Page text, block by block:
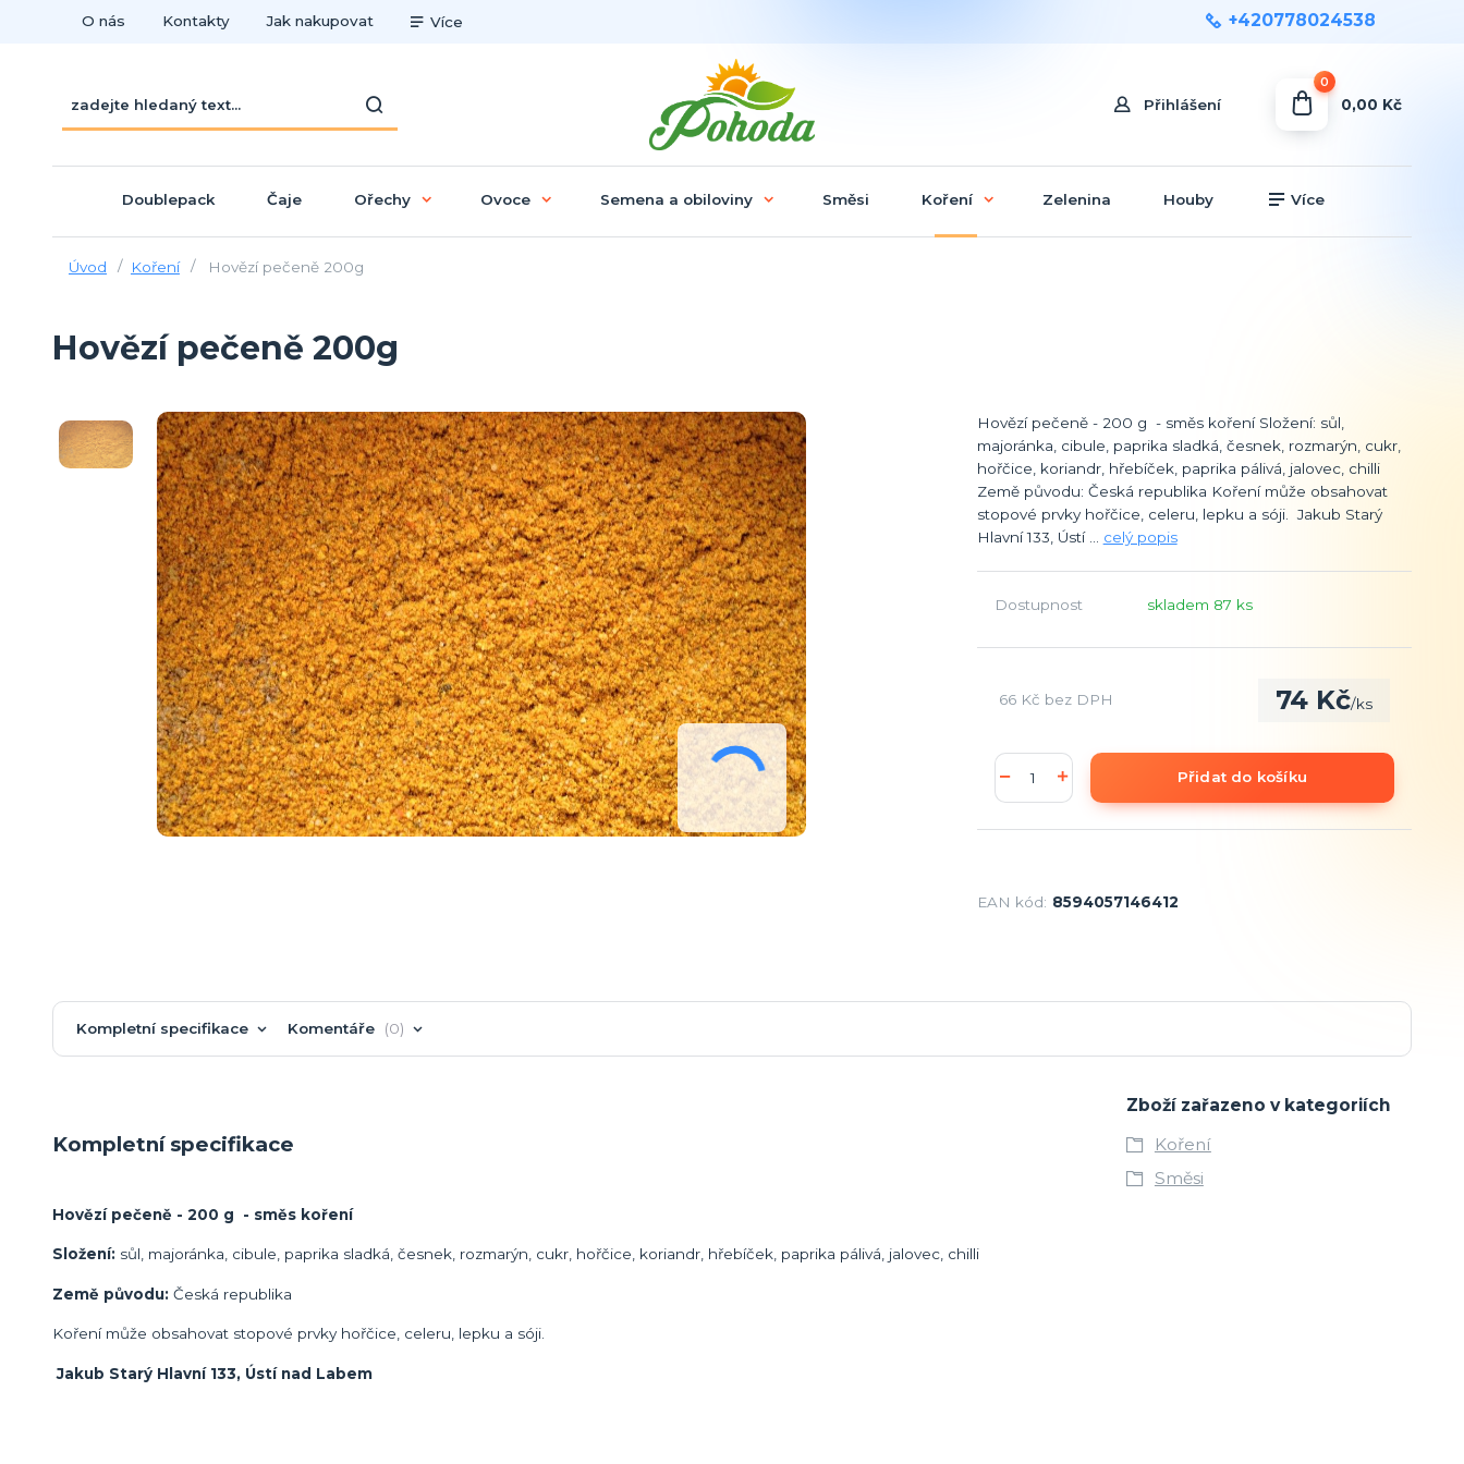
O nás Kontakty Jak nakupovat Více
Přihlášení
+420778024538
0
0,00 Kč
Doublepack Čaje Ořechy Ovoce Semena a obiloviny Směsi Koření Zelenina Houby Více
Úvod Koření Hovězí pečeně 200g
Hovězí pečeně 200g
Hovězí pečeně - 200 g - směs koření Složení: sůl,
majoránka, cibule, paprika sladká, česnek, rozmarýn, cukr,
hořčice, koriandr, hřebíček, paprika pálivá, jalovec, chilli
Země původu: Česká republika Koření může obsahovat
stopové prvky hořčice, celeru, lepku a sóji. Jakub Starý
Hlavní 133, Ústí ... celý popis
Dostupnost skladem 87 ks
74 Kč/ks
66 Kč bez DPH
Přidat do košíku
EAN kód: 8594057146412
Kompletní specifikace Komentáře 0
Kompletní specifikace
Hovězí pečeně - 200 g - směs koření
Složení: sůl, majoránka, cibule, paprika sladká, česnek, rozmarýn, cukr, hořčice, koriandr, hřebíček, paprika pálivá, jalovec, chilli
Země původu: Česká republika
Koření může obsahovat stopové prvky hořčice, celeru, lepku a sóji.
Jakub Starý Hlavní 133, Ústí nad Labem
Zboží zařazeno v kategoriích
Koření
Směsi